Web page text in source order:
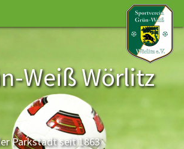
Weiß Wörlitz
Parkstadt seit 1863